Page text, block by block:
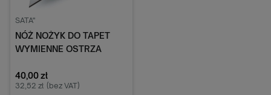
SATA"
NÓŻ NOŻYK DO TAPET
WYMIENNE OSTRZA
40,00 zł
32,52 zł (bez VAT)